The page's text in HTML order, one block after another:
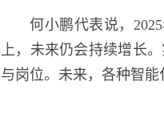
何小鹏代表说，
上，未来仍会持续增长
与岗位。未来，各种智能